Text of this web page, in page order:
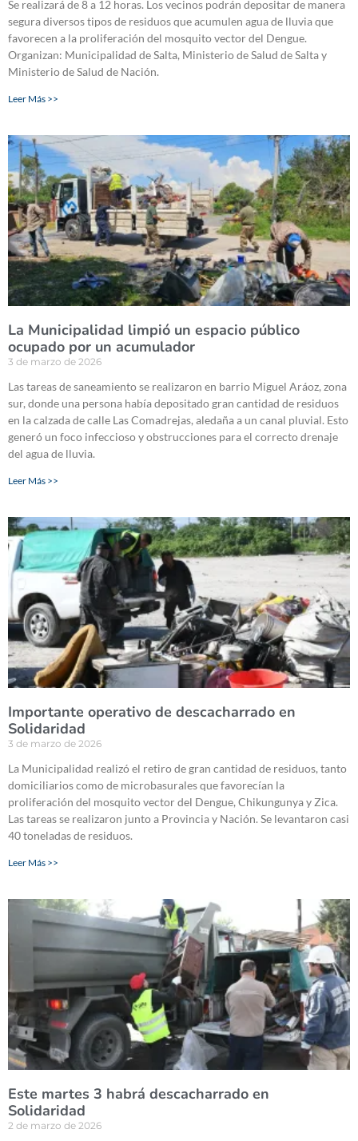
Se realizará de 8 a 12 horas. Los vecinos podrán depositar de manera
segura diversos tipos de residuos que acumulen agua de lluvia que
favorecen a la proliferación del mosquito vector del Dengue.
Organizan: Municipalidad de Salta, Ministerio de Salud de Salta y
Ministerio de Salud de Nación.
Leer Más >>
La Municipalidad limpió un espacio público
ocupado por un acumulador
3 de marzo de 2026
Las tareas de saneamiento se realizaron en barrio Miguel Aráoz, zona
sur, donde una persona había depositado gran cantidad de residuos
en la calzada de calle Las Comadrejas, aledaña a un canal pluvial. Esto
generó un foco infeccioso y obstrucciones para el correcto drenaje
del agua de lluvia.
Leer Más >>
Importante operativo de descacharrado en
Solidaridad
3 de marzo de 2026
La Municipalidad realizó el retiro de gran cantidad de residuos, tanto
domiciliarios como de microbasurales que favorecían la
proliferación del mosquito vector del Dengue, Chikungunya y Zica.
Las tareas se realizaron junto a Provincia y Nación. Se levantaron casi
40 toneladas de residuos.
Leer Más >>
Este martes 3 habrá descacharrado en
Solidaridad
2 de marzo de 2026